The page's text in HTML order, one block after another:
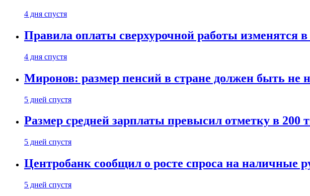
4 дня спустя
Правила оплаты сверхурочной работы изменятся в
4 дня спустя
Миронов: размер пенсий в стране должен быть не
5 дней спустя
Размер средней зарплаты превысил отметку в 200
5 дней спустя
Центробанк сообщил о росте спроса на наличные
5 дней спустя